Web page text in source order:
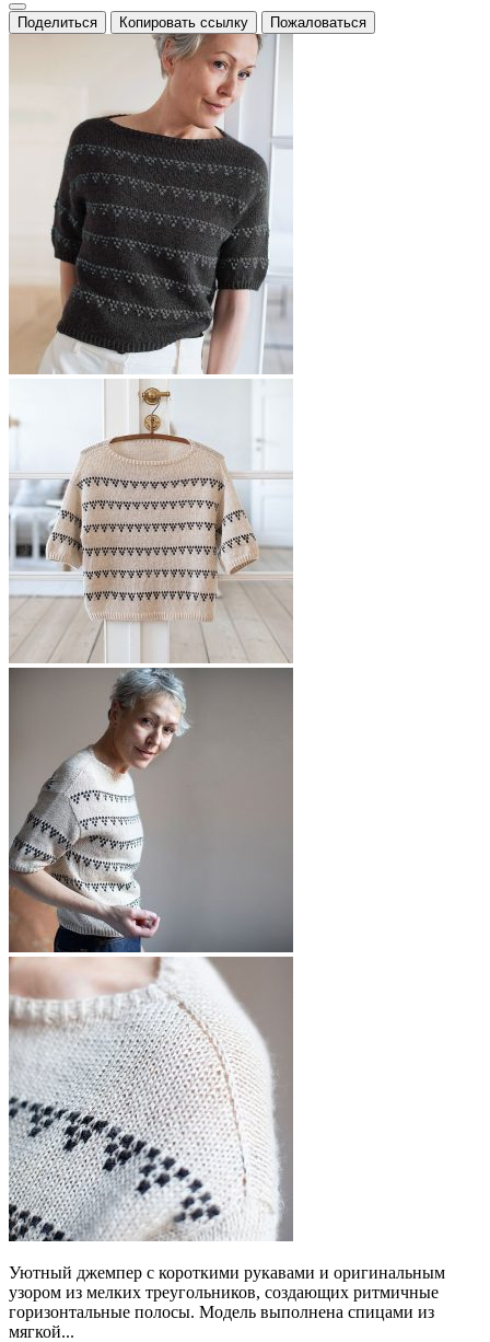
Поделиться Копировать ссылку Пожаловаться
Уютный джемпер с короткими рукавами и оригинальным
узором из мелких треугольников, создающих ритмичные
горизонтальные полосы. Модель выполнена спицами из
мягкой...